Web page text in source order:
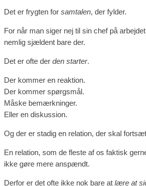
Det er frygten for samtalen, der fylder.
For når man siger nej til sin chef på
nemlig sjældent bare der.
Det er ofte der den starter.
Der kommer en reaktion.
Der kommer spørgsmål.
Måske bemærkninger.
Eller en diskussion.
Og der er stadig en relation, der skal
En relation, som de fleste af os faktisk
ikke gøre mere anspændt.
Derfor er det ofte ikke nok bare at lære at